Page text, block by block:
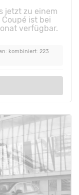
jetzt zu einem
Coupé ist bei
verfügbar.
kombiniert: 223